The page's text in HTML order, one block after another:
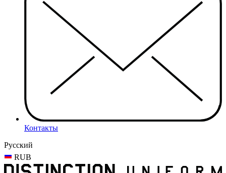
Контакты
Русский
RUB